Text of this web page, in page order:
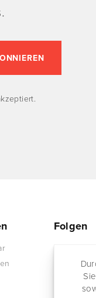
Folgen
Facebook
RSS-Feed
Newsletter